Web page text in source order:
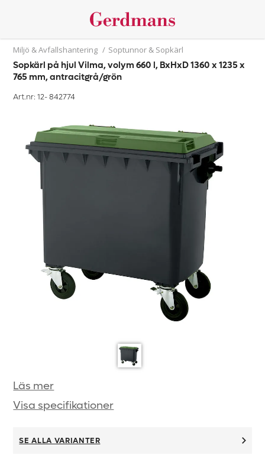
Miljö & Avfallshantering / Soptunnor & Sopkärl
Sopkärl på hjul Vilma, volym 660 l, BxHxD 1360 x 1235 x
765 mm, antracitgrå/grön
Art.nr: 12-842774
Läs mer
Visa specifikationer
SE ALLA VARIANTER